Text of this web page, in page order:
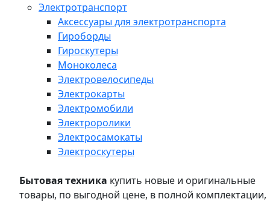
Электротранспорт
Аксессуары для электротранспорта
Гироборды
Гироскутеры
Моноколеса
Электровелосипеды
Электрокарты
Электромобили
Электроролики
Электросамокаты
Электроскутеры
Бытовая техника купить новые и оригинальные
товары, по выгодной цене, в полной комплектации,